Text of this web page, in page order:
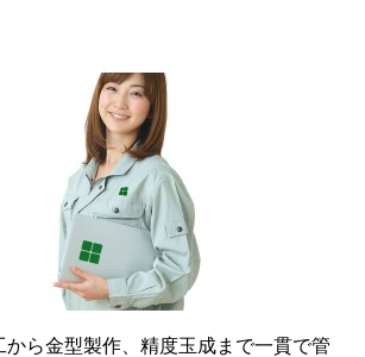
から金型製作、精度玉成まで一貫で管